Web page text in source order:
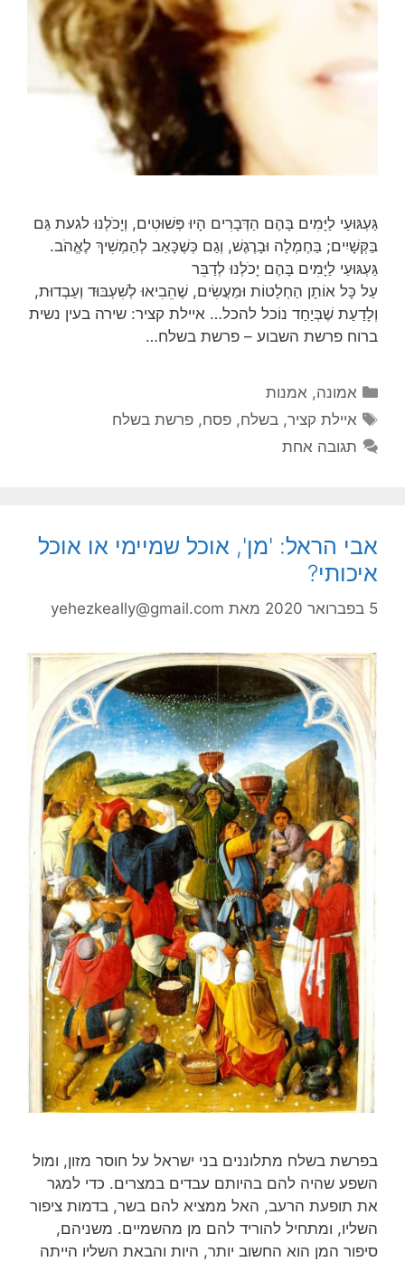
גַּעְגּוּעַי לַיָּמִים בָּהֶם הַדְּבָרִים הָיוּ פְּשׁוּטִים, וְיָכֹלְנוּ לגעת גַּם
בַּקְּשָׁיִים; בַּחֶמְלָה וּבָרֶגֶשׁ, וְגַם כְּשֶׁכָּאַב לְהַמְשִׁיךְ לֶאֱהֹב.
גַּעְגּוּעַי לַיָּמִים בָּהֶם יָכֹלְנוּ לְדַבֵּר
עַל כָּל אוֹתָן הַחְלָטוֹת וּמַעֲשִׂים, שֶׁהֵבִיאוּ לְשִׁעְבּוּד וְעַבְדוּת,
וְלָדַעַת שֶׁבְּיַחַד נוֹכל להכל… איילת קציר: שירה בעין נשית
ברוח פרשת השבוע – פרשת בשלח…
קטגוריות
אמונה, אמנות
תגיות
איילת קציר,בשלח,פסח,פרשת בשלח
תגובה אחת
אבי הראל: 'מן', אוכל שמיימי או אוכל
איכותי?
5 בפברואר 2020 מאת yehezkeally@gmail.com
בפרשת בשלח מתלוננים בני ישראל על חוסר מזון, ומול
השפע שהיה להם בהיותם עבדים במצרים. כדי למגר
את תופעת הרעב, האל ממציא להם בשר, בדמות ציפור
השליו, ומתחיל להוריד להם מן מהשמיים. משניהם,
סיפור המן הוא החשוב יותר, היות והבאת השליו הייתה